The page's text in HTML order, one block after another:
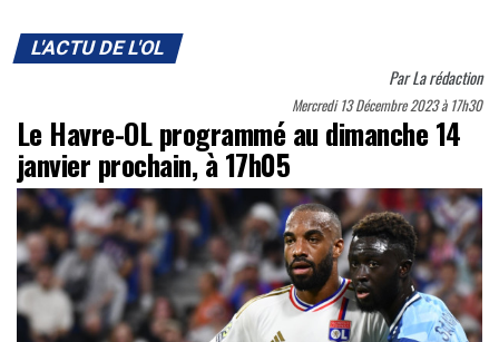
L'ACTU DE L'OL
ParLa rédaction
Mercredi 13 Décembre 2023 à 17h30
Le Havre-OL programmé au dimanche 14
janvier prochain, à 17h05